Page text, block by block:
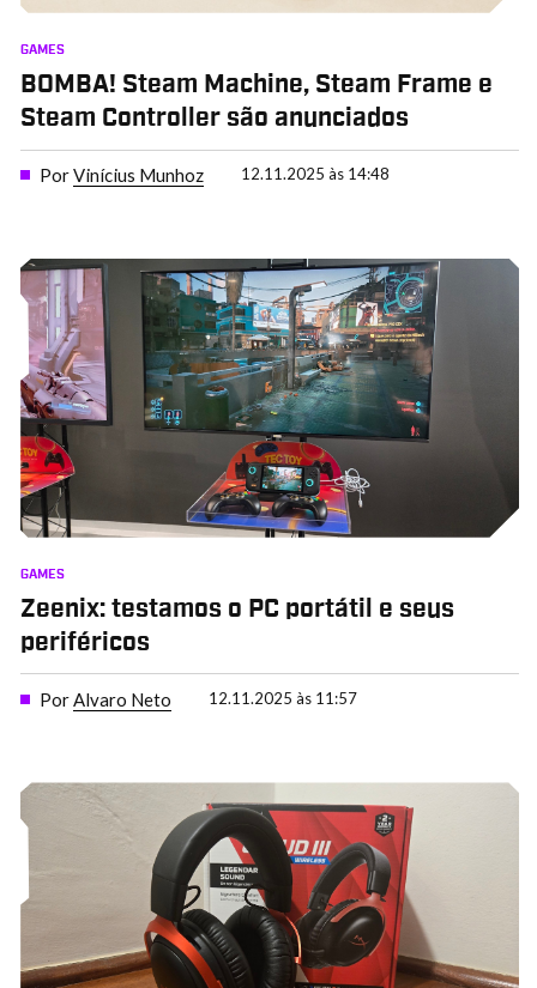
GAMES
BOMBA! Steam Machine, Steam Frame e
Steam Controller são anunciados
PorVinícius Munhoz 12.11.2025 às 14:48
GAMES
Zeenix: testamos o PC portátil e seus
periféricos
PorAlvaro Neto 12.11.2025 às 11:57